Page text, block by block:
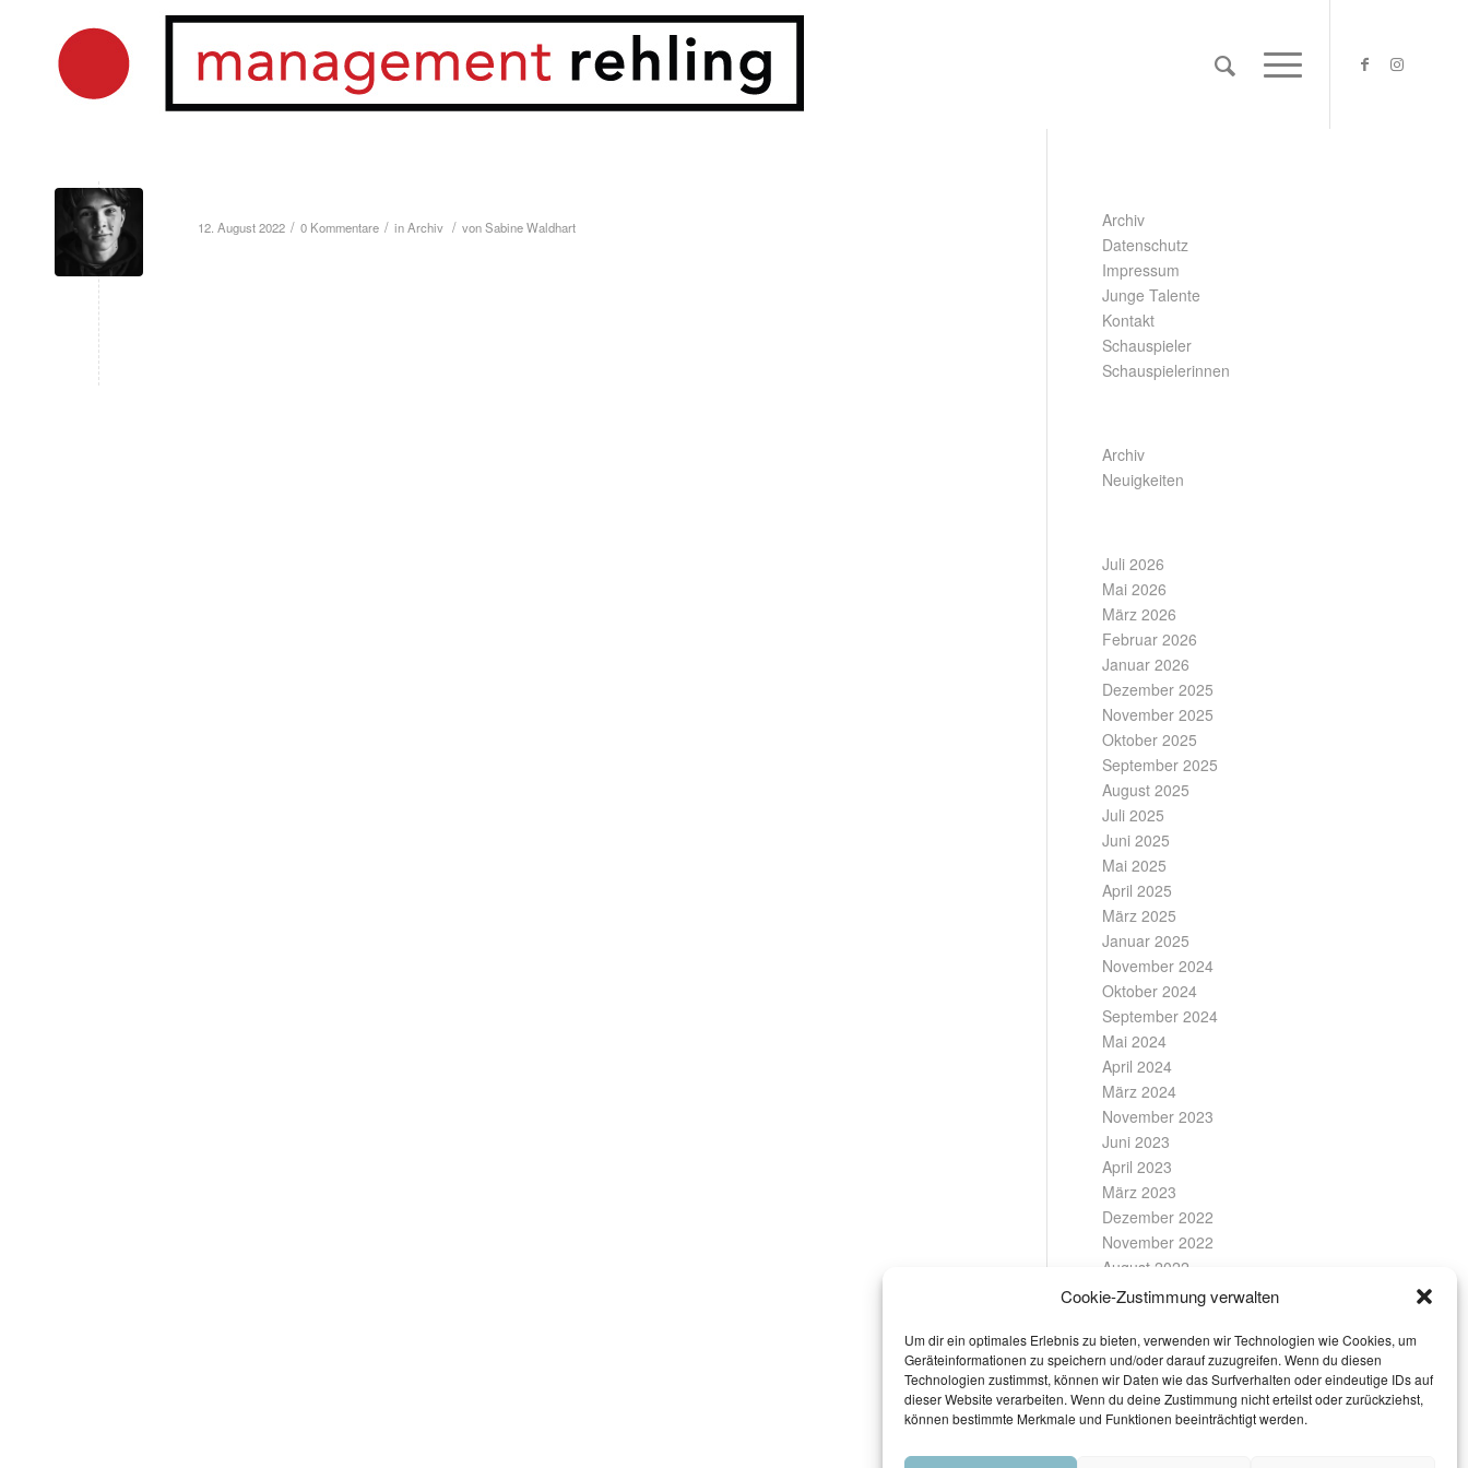
Cookie-Zustimmung verwalten
Um dir ein optimales Erlebnis zu bieten, verwenden wir Technologien wie Cookies, um
Geräteinformationen zu speichern und/oder darauf zuzugreifen. Wenn du diesen
Technologien zustimmst, können wir Daten wie das Surfverhalten oder eindeutige IDs auf
dieser Website verarbeiten. Wenn du deine Zustimmung nicht erteilst oder zurückziehst,
können bestimmte Merkmale und Funktionen beeinträchtigt werden.
12. August 2022 / 0 Kommentare / inArchiv / vonSabine Waldhart
Archiv
Datenschutz
Impressum
Junge Talente
Kontakt
Schauspieler
Schauspielerinnen
Archiv
Neuigkeiten
Juli 2026
Mai 2026
März 2026
Februar 2026
Januar 2026
Dezember 2025
November 2025
Oktober 2025
September 2025
August 2025
Juli 2025
Juni 2025
Mai 2025
April 2025
März 2025
Januar 2025
November 2024
Oktober 2024
September 2024
Mai 2024
April 2024
März 2024
November 2023
Juni 2023
April 2023
März 2023
Dezember 2022
November 2022
August 2022
Juli 2022
Januar 2022
Dezember 2021
November 2021
Oktober 2021